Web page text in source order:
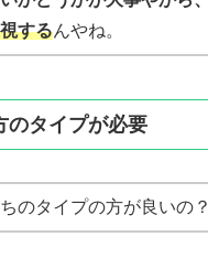
するんやね。
のタイプが必要
のタイプの方が良いの？